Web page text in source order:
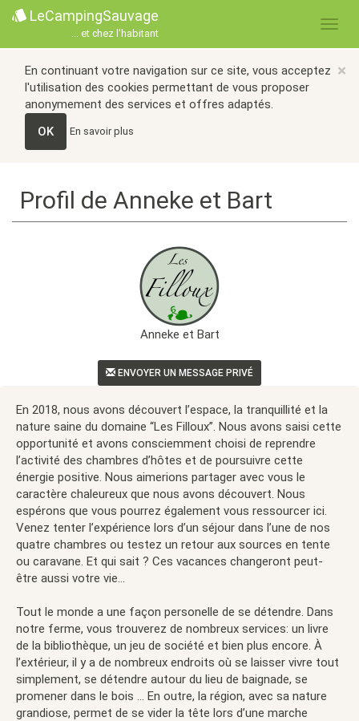
LeCampingSauvage
... et chez l'habitant
×
En continuant votre navigation sur ce site, vous acceptez
l'utilisation des cookies permettant de vous proposer
anonymement des services et offres adaptés.
OK
En savoir plus
Profil de Anneke et Bart
Anneke et Bart
ENVOYER UN MESSAGE PRIVÉ
En 2018, nous avons découvert l’espace, la tranquillité et la
nature saine du domaine “Les Filloux”. Nous avons saisi cette
opportunité et avons consciemment choisi de reprendre
l’activité des chambres d’hôtes et de poursuivre cette
énergie positive. Nous aimerions partager avec vous le
caractère chaleureux que nous avons découvert. Nous
espérons que vous pourrez également vous ressourcer ici.
Venez tenter l’expérience lors d’un séjour dans l’une de nos
quatre chambres ou testez un retour aux sources en tente
ou caravane. Et qui sait ? Ces vacances changeront peut-
être aussi votre vie…
Tout le monde a une façon personelle de se détendre. Dans
notre ferme, vous trouverez de nombreux services: un livre
de la bibliothèque, un jeu de société et bien plus encore. À
l’extérieur, il y a de nombreux endroits où se laisser vivre tout
simplement, se détendre autour du lieu de baignade, se
promener dans le bois … En outre, la région, avec sa nature
grandiose, permet de se vider la tête lors d’une marche